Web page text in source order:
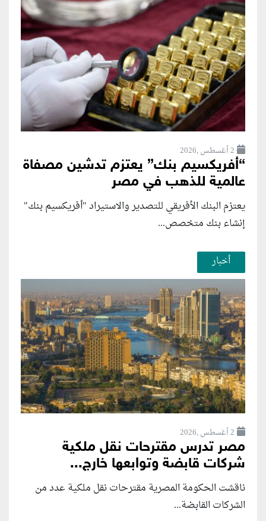
2 أغسطس ,2026
“أفريكسيم بنك” يعتزم تدشين مصفاة
عالمية للذهب في مصر
يعتزم البنك الأفريقي للتصدير والاستيراد "أفريكسيم بنك"
إنشاء بنك متخصص...
أخبار
2 أغسطس ,2026
مصر تدرس مقترحات نقل ملكية
شركات قابضة وتوابعها خارج...
ناقشت الحكومة المصرية مقترحات نقل ملكية عدد من
الشركات القابضة...